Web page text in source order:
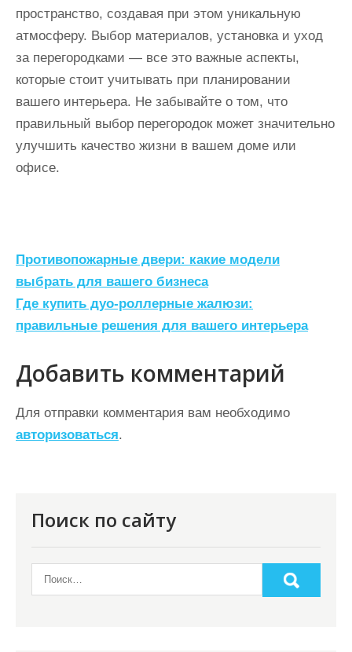
пространство, создавая при этом уникальную
атмосферу. Выбор материалов, установка и уход
за перегородками — все это важные аспекты,
которые стоит учитывать при планировании
вашего интерьера. Не забывайте о том, что
правильный выбор перегородок может значительно
улучшить качество жизни в вашем доме или
офисе.
Н
а
в
и
г
а
ц
и
Противопожарные двери: какие модели
выбрать для вашего бизнеса
Где купить дуо-роллерные жалюзи:
правильные решения для вашего интерьера
Добавить комментарий
Для отправки комментария вам необходимо
авторизоваться.
Поиск по сайту